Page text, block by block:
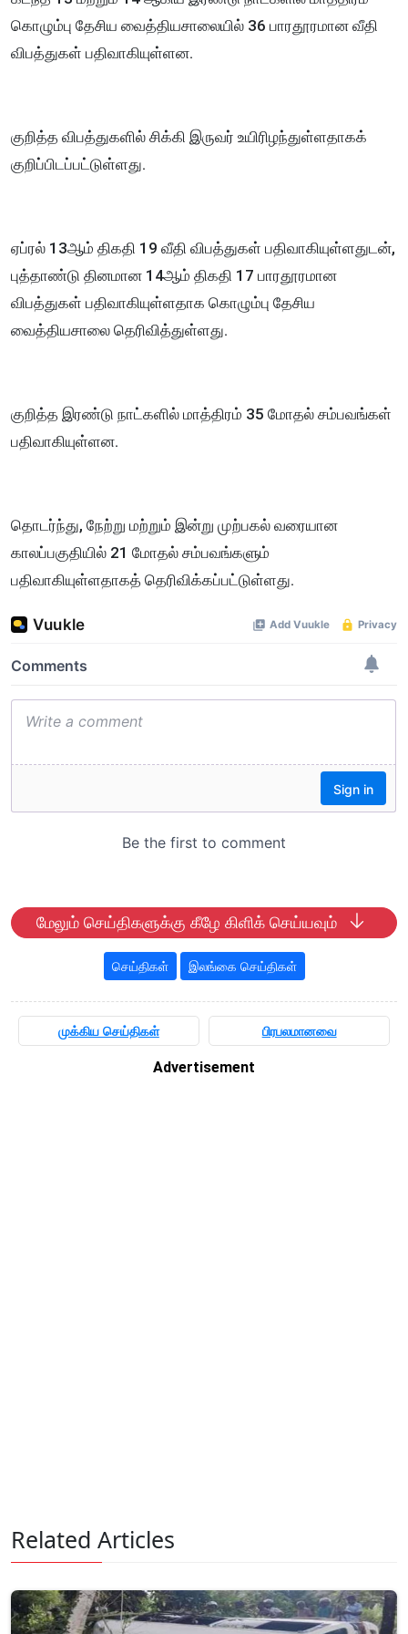
கொழும்பு தேசிய வைத்தியசாலையில் 36 பாரதூரமான வீதி
விபத்துகள் பதிவாகியுள்ளன.
குறித்த விபத்துகளில் சிக்கி இருவர் உயிரிழந்துள்ளதாகக்
குறிப்பிடப்பட்டுள்ளது.
ஏப்ரல் 13ஆம் திகதி 19 வீதி விபத்துகள் பதிவாகியுள்ளதுடன்,
புத்தாண்டு தினமான 14ஆம் திகதி 17 பாரதூரமான
விபத்துகள் பதிவாகியுள்ளதாக கொழும்பு தேசிய
வைத்தியசாலை தெரிவித்துள்ளது.
குறித்த இரண்டு நாட்களில் மாத்திரம் 35 மோதல் சம்பவங்கள்
பதிவாகியுள்ளன.
தொடர்ந்து, நேற்று மற்றும் இன்று முற்பகல் வரையான
காலப்பகுதியில் 21 மோதல் சம்பவங்களும்
பதிவாகியுள்ளதாகத் தெரிவிக்கப்பட்டுள்ளது.
மேலும் செய்திகளுக்கு கீழே கிளிக் செய்யவும்
செய்திகள் இலங்கை செய்திகள்
முக்கிய செய்திகள் பிரபலமானவை
Advertisement
Related Articles